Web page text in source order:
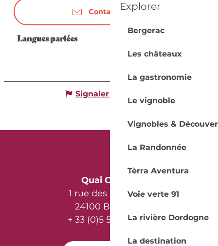
Explorer
Bergerac
Les châteaux
La gastronomie
Le vignoble
Vignobles &
La Randonnée
Tèrra Aventura
Voie verte 91
La rivière Dordogne
La destination
Contactez-nous
Langues parlées
Langues parlées
Signaler une erreur
Quai Cyrano
1 rue des Récollets
24100 Bergerac
+ 33 (0)5 53 57 03 11